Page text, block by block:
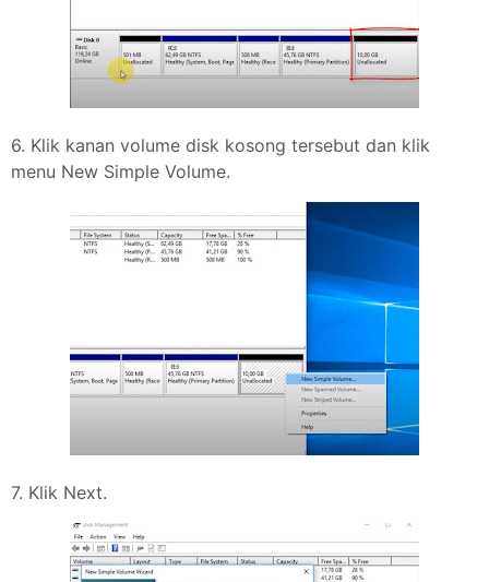
6. Klik kanan volume disk kosong tersebut dan klik
menu New Simple Volume.
7. Klik Next.